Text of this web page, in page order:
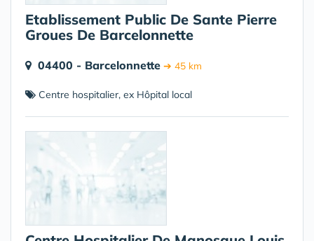
Etablissement Public De Sante Pierre
Groues De Barcelonnette
04400 - Barcelonnette ➔ 45 km
Centre hospitalier, ex Hôpital local